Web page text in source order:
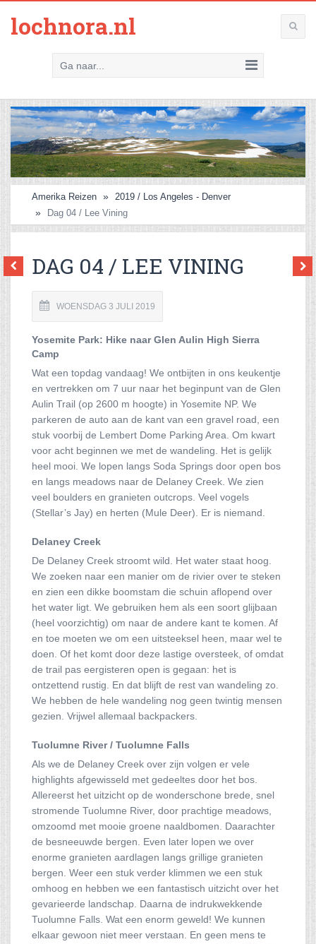
lochnora.nl
Ga naar...
Amerika Reizen
2019 / Los Angeles - Denver
Dag 04 / Lee Vining
DAG 04 / LEE VINING
WOENSDAG 3 JULI 2019
Yosemite Park: Hike naar Glen Aulin High Sierra
Camp
Wat een topdag vandaag! We ontbijten in ons keukentje
en vertrekken om 7 uur naar het beginpunt van de Glen
Aulin Trail (op 2600 m hoogte) in Yosemite NP. We
parkeren de auto aan de kant van een gravel road, een
stuk voorbij de Lembert Dome Parking Area. Om kwart
voor acht beginnen we met de wandeling. Het is gelijk
heel mooi. We lopen langs Soda Springs door open bos
en langs meadows naar de Delaney Creek. We zien
veel boulders en granieten outcrops. Veel vogels
(Stellar’s Jay) en herten (Mule Deer). Er is niemand.
Delaney Creek
De Delaney Creek stroomt wild. Het water staat hoog.
We zoeken naar een manier om de rivier over te steken
en zien een dikke boomstam die schuin aflopend over
het water ligt. We gebruiken hem als een soort glijbaan
(heel voorzichtig) om naar de andere kant te komen. Af
en toe moeten we om een uitsteeksel heen, maar wel te
doen. Of het komt door deze lastige oversteek, of omdat
de trail pas eergisteren open is gegaan: het is
ontzettend rustig. En dat blijft de rest van wandeling zo.
We hebben de hele wandeling nog geen twintig mensen
gezien. Vrijwel allemaal backpackers.
Tuolumne River / Tuolumne Falls
Als we de Delaney Creek over zijn volgen er vele
highlights afgewisseld met gedeeltes door het bos.
Allereerst het uitzicht op de wonderschone brede, snel
stromende Tuolumne River, door prachtige meadows,
omzoomd met mooie groene naaldbomen. Daarachter
de besneeuwde bergen. Even later lopen we over
enorme granieten aardlagen langs grillige granieten
bergen. Weer een stuk verder klimmen we een stuk
omhoog en hebben we een fantastisch uitzicht over het
gevarieerde landschap. Daarna de indrukwekkende
Tuolumne Falls. Wat een enorm geweld! We kunnen
elkaar gewoon niet meer verstaan. En geen mens te